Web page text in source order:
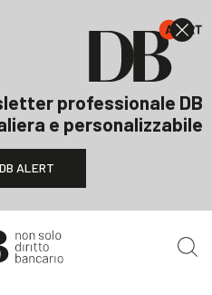
professionale DB
e personalizzabile
ALERT